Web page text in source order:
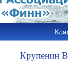
Крупенин